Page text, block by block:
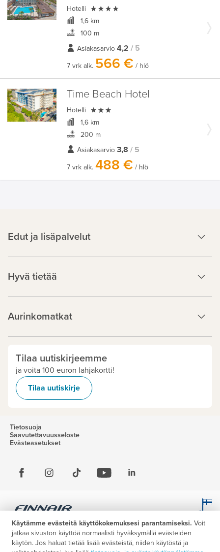
Hotelli 
1,6 km
100 m
Asiakasarvio 4,2 / 5
7 vrk alk. 566 € / hlö
Time Beach Hotel
Hotelli 
1,6 km
200 m
Asiakasarvio 3,8 / 5
7 vrk alk. 488 € / hlö
Edut ja lisäpalvelut
Hyvä tietää
Aurinkomatkat
Tilaa uutiskirjeemme
ja voita 100 euron lahjakortti!
Tilaa uutiskirje
Tietosuoja
Saavutettavuusseloste
Evästeasetukset
Käytämme evästeitä käyttökokemuksesi parantamiseksi. Voit
jatkaa sivuston käyttöä normaalisti hyväksymällä evästeiden
käytön. Jos haluat tietää lisää evästeistä, niiden käytöstä ja